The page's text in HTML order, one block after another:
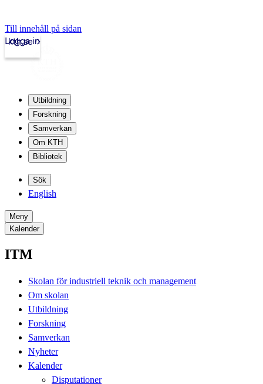
Till innehåll på sidan
kth.se
Logga in
Utbildning
Forskning
Samverkan
Om KTH
Bibliotek
Sök
English
Meny
Kalender
ITM
Skolan för industriell teknik och management
Om skolan
Utbildning
Forskning
Samverkan
Nyheter
Kalender
Disputationer